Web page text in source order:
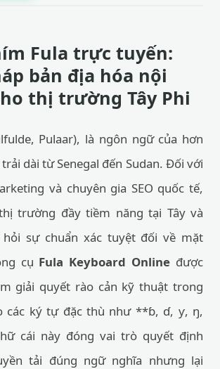
Fula trực tuyến:
bản địa hóa nội
thị trường Tây Phi
Pulaar), là ngôn ngữ của hơn
dài từ Senegal đến Sudan. Đối với
và chuyên gia SEO quốc tế,
trường đầy tiềm năng tại Tây và
hỏi sự chuẩn xác tuyệt đối về mặt
cụ Fula Keyboard Online được
giải quyết rào cản kỹ thuật trong
các ký tự đặc thù như **ɓ, ɗ, ƴ, ŋ,
cái này đóng vai trò quyết định
tải đúng ngữ nghĩa nhưng lại